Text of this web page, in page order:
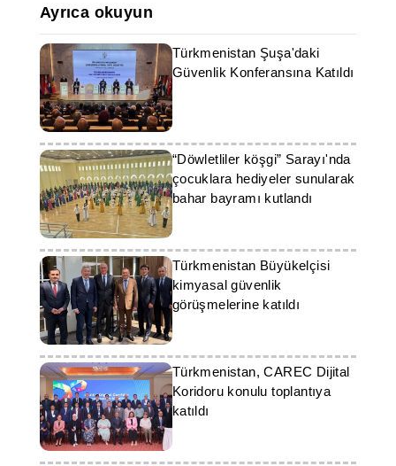
Ayrıca okuyun
Türkmenistan Şuşa'daki
Güvenlik Konferansına Katıldı
“Döwletliler köşgi” Sarayı'nda
çocuklara hediyeler sunularak
bahar bayramı kutlandı
Türkmenistan Büyükelçisi
kimyasal güvenlik
görüşmelerine katıldı
Türkmenistan, CAREC Dijital
Koridoru konulu toplantıya
katıldı